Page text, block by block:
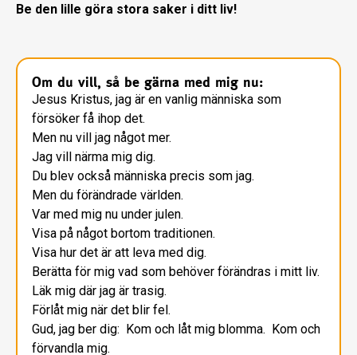
Be den lille göra stora saker i ditt liv!
Om du vill, så be gärna med mig nu:
Jesus Kristus, jag är en vanlig människa som
försöker få ihop det.
Men nu vill jag något mer.
Jag vill närma mig dig.
Du blev också människa precis som jag.
Men du förändrade världen.
Var med mig nu under julen.
Visa på något bortom traditionen.
Visa hur det är att leva med dig.
Berätta för mig vad som behöver förändras i mitt liv.
Läk mig där jag är trasig.
Förlåt mig när det blir fel.
Gud, jag ber dig: Kom och låt mig blomma. Kom och
förvandla mig.